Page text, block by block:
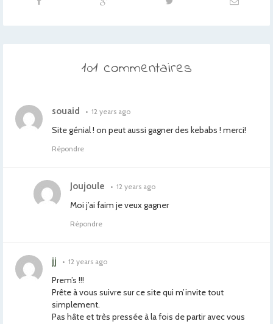
101 commentaires
souaid • 12 years ago
Site génial ! on peut aussi gagner des kebabs ! merci!
Répondre
Joujoule • 12 years ago
Moi j’ai faim je veux gagner
Répondre
jj • 12 years ago
Prem’s !!!
Prête à vous suivre sur ce site qui m’invite tout
simplement.
Pas hâte et très pressée à la fois de partir avec vous